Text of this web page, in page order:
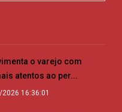
o varejo com
atentos ao per...
16:36:01